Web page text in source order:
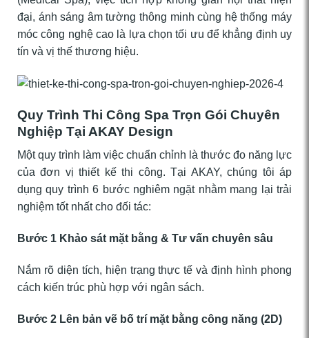
đại, ánh sáng âm tường thông minh cùng hệ thống máy
móc công nghệ cao là lựa chọn tối ưu để khẳng định uy
tín và vị thế thương hiệu.
Quy Trình Thi Công Spa Trọn Gói Chuyên
Nghiệp Tại AKAY Design
Một quy trình làm việc chuẩn chỉnh là thước đo năng lực
của đơn vị thiết kế thi công. Tại AKAY, chúng tôi áp
dụng quy trình 6 bước nghiêm ngặt nhằm mang lại trải
nghiệm tốt nhất cho đối tác:
Bước 1 Khảo sát mặt bằng & Tư vấn chuyên sâu
Nắm rõ diện tích, hiện trạng thực tế và định hình phong
cách kiến trúc phù hợp với ngân sách.
Bước 2 Lên bản vẽ bố trí mặt bằng công năng (2D)